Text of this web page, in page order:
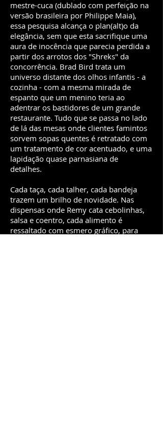
mestre-cuca (dublado com perfeição na
versão brasileira por Philippe Maia),
essa pesquisa alcança o plan(alt)o da
elegância, sem que esta sacrifique uma
aura de inocência que parecia perdida a
partir dos arrotos dos "Shreks" da
concorrência. Brad Bird trata um
universo distante dos olhos infantis - a
cozinha - com a mesma mirada de
espanto que um menino teria ao
adentrar os bastidores de um grande
restaurante. Tudo que se passa no lado
de lá das mesas onde clientes famintos
sorvem sopas quentes é retratado com
um tratamento de cor acentuado, e uma
lapidação quase parnasiana de
detalhes.
Cada taça, cada talher, cada bandeja
trazem um brilho de novidade. Nas
dispensas onde Remy cata cebolinhas,
salsa e coentro, cada alimento é
ressaltado com esmero gráfico, para